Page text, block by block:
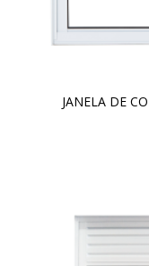
JANELA DE